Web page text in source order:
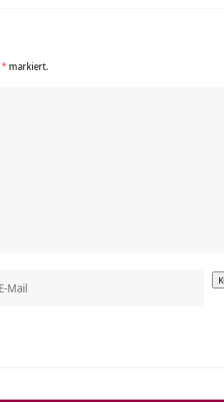
* markiert.